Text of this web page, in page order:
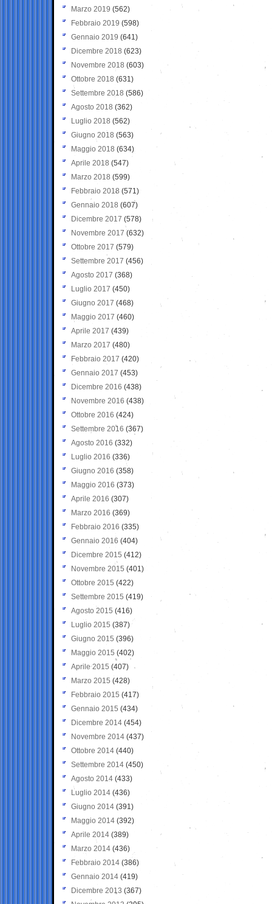
Marzo 2019 (562)
Febbraio 2019 (598)
Gennaio 2019 (641)
Dicembre 2018 (623)
Novembre 2018 (603)
Ottobre 2018 (631)
Settembre 2018 (586)
Agosto 2018 (362)
Luglio 2018 (562)
Giugno 2018 (563)
Maggio 2018 (634)
Aprile 2018 (547)
Marzo 2018 (599)
Febbraio 2018 (571)
Gennaio 2018 (607)
Dicembre 2017 (578)
Novembre 2017 (632)
Ottobre 2017 (579)
Settembre 2017 (456)
Agosto 2017 (368)
Luglio 2017 (450)
Giugno 2017 (468)
Maggio 2017 (460)
Aprile 2017 (439)
Marzo 2017 (480)
Febbraio 2017 (420)
Gennaio 2017 (453)
Dicembre 2016 (438)
Novembre 2016 (438)
Ottobre 2016 (424)
Settembre 2016 (367)
Agosto 2016 (332)
Luglio 2016 (336)
Giugno 2016 (358)
Maggio 2016 (373)
Aprile 2016 (307)
Marzo 2016 (369)
Febbraio 2016 (335)
Gennaio 2016 (404)
Dicembre 2015 (412)
Novembre 2015 (401)
Ottobre 2015 (422)
Settembre 2015 (419)
Agosto 2015 (416)
Luglio 2015 (387)
Giugno 2015 (396)
Maggio 2015 (402)
Aprile 2015 (407)
Marzo 2015 (428)
Febbraio 2015 (417)
Gennaio 2015 (434)
Dicembre 2014 (454)
Novembre 2014 (437)
Ottobre 2014 (440)
Settembre 2014 (450)
Agosto 2014 (433)
Luglio 2014 (436)
Giugno 2014 (391)
Maggio 2014 (392)
Aprile 2014 (389)
Marzo 2014 (436)
Febbraio 2014 (386)
Gennaio 2014 (419)
Dicembre 2013 (367)